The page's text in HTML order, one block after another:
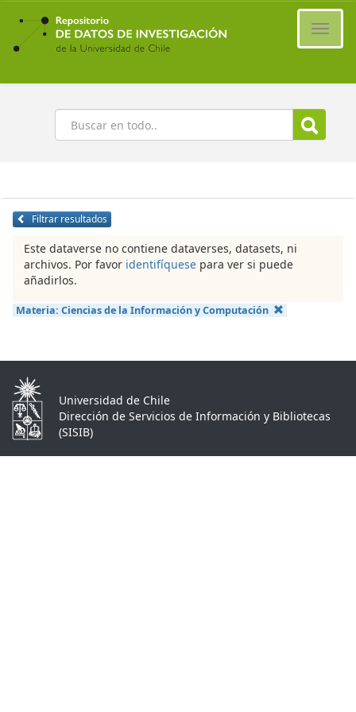
Ir
contenido
principal
Buscar
Filtrar resultados
Este dataverse no contiene dataverses, datasets, ni
archivos. Por favor identifíquese para ver si puede
añadirlos.
Materia: Ciencias de la Información y Computación
Universidad de Chile
Dirección de Servicios de Información y Bibliotecas
(SISIB)